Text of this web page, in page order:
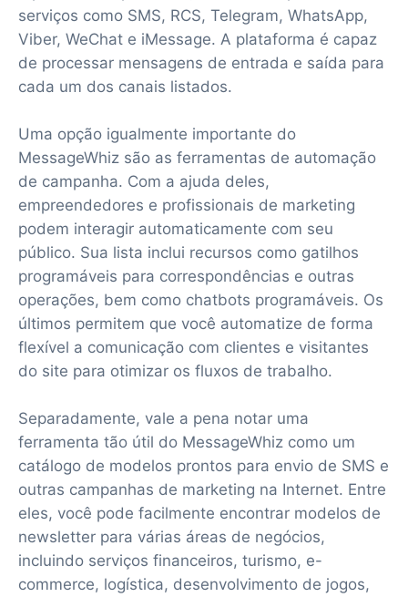
serviços como SMS, RCS, Telegram, WhatsApp,
Viber, WeChat e iMessage. A plataforma é capaz
de processar mensagens de entrada e saída para
cada um dos canais listados.
Uma opção igualmente importante do
MessageWhiz são as ferramentas de automação
de campanha. Com a ajuda deles,
empreendedores e profissionais de marketing
podem interagir automaticamente com seu
público. Sua lista inclui recursos como gatilhos
programáveis para correspondências e outras
operações, bem como chatbots programáveis. Os
últimos permitem que você automatize de forma
flexível a comunicação com clientes e visitantes
do site para otimizar os fluxos de trabalho.
Separadamente, vale a pena notar uma
ferramenta tão útil do MessageWhiz como um
catálogo de modelos prontos para envio de SMS e
outras campanhas de marketing na Internet. Entre
eles, você pode facilmente encontrar modelos de
newsletter para várias áreas de negócios,
incluindo serviços financeiros, turismo, e-
commerce, logística, desenvolvimento de jogos,